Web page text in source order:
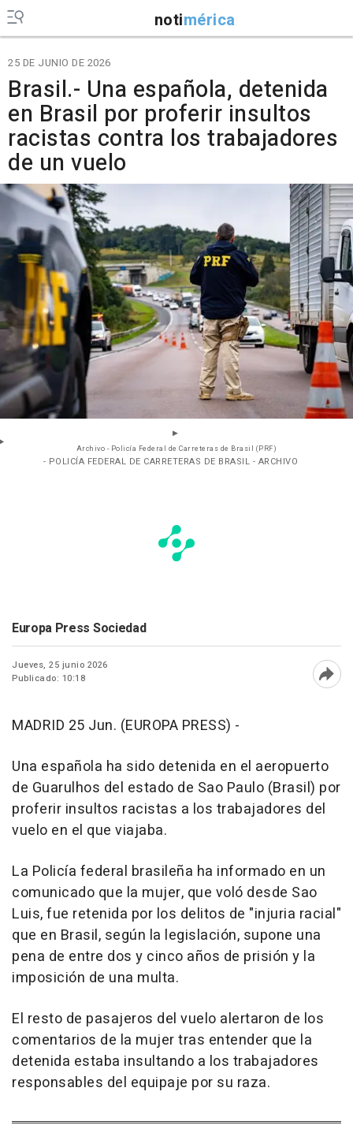
notimérica
25 DE JUNIO DE 2026
Brasil.- Una española, detenida
en Brasil por proferir insultos
racistas contra los trabajadores
de un vuelo
Archivo - Policía Federal de Carreteras de Brasil (PRF)
- POLICÍA FEDERAL DE CARRETERAS DE BRASIL - ARCHIVO
Europa Press Sociedad
Jueves, 25 junio 2026
Publicado: 10:18
MADRID 25 Jun. (EUROPA PRESS) -
Una española ha sido detenida en el aeropuerto
de Guarulhos del estado de Sao Paulo (Brasil) por
proferir insultos racistas a los trabajadores del
vuelo en el que viajaba.
La Policía federal brasileña ha informado en un
comunicado que la mujer, que voló desde Sao
Luis, fue retenida por los delitos de "injuria racial"
que en Brasil, según la legislación, supone una
pena de entre dos y cinco años de prisión y la
imposición de una multa.
El resto de pasajeros del vuelo alertaron de los
comentarios de la mujer tras entender que la
detenida estaba insultando a los trabajadores
responsables del equipaje por su raza.